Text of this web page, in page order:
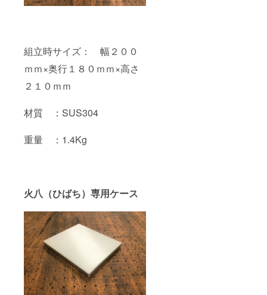
組立時サイズ： 幅２００
ｍｍ×奥行１８０ｍｍ×高さ
２１０ｍｍ
材質 ：SUS304
重量 ：1.4Kg
火八（ひばち）専用ケース